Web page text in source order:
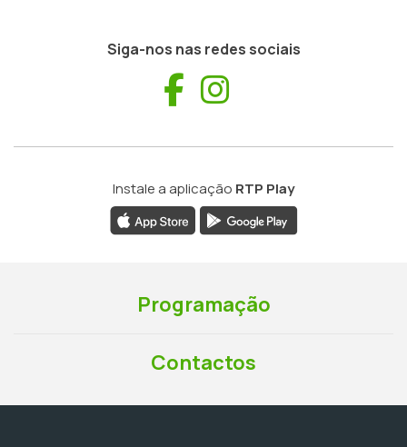
Siga-nos nas redes sociais
Facebook
Instale a aplicação RTP Play
Programação
Contactos